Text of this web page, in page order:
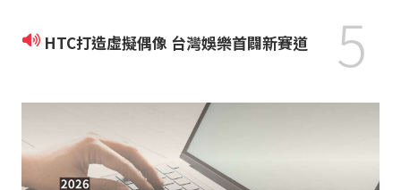
HTC打造虛擬偶像 台灣娛樂首闢新賽道 5